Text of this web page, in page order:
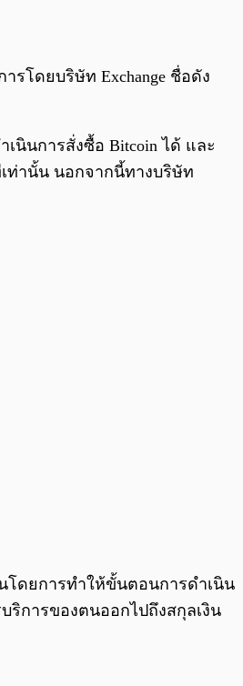
รโดยบริษัท Exchange ชื่อดัง
นินการสั่งซื้อ Bitcoin ได้ และ
ท่านั้น นอกจากนี้ทางบริษัท
โดยการทำให้ขั้นตอนการดำเนิน
การของตนออกไปถึงสกุลเงิน